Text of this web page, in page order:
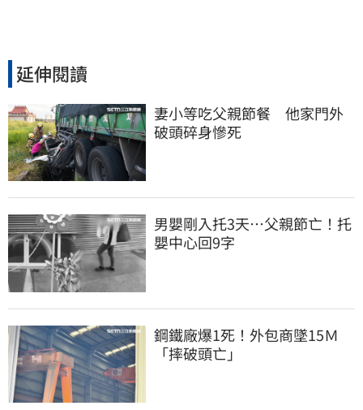
延伸閱讀
妻小等吃父親節餐　他家門外
破頭碎身慘死
男嬰剛入托3天…父親節亡！托
嬰中心回9字
鋼鐵廠爆1死！外包商墜15Ｍ
「摔破頭亡」